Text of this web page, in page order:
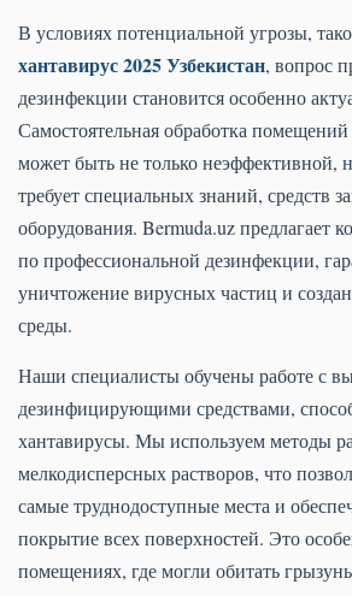
В условиях потенциальной угрозы,
хантавирус 2025 Узбекистан, вопрос
дезинфекции становится особенно
Самостоятельная обработка помещений
может быть не только неэффективной,
требует специальных знаний, средств
оборудования. Bermuda.uz предлагает
по профессиональной дезинфекции,
уничтожение вирусных частиц и
среды.
Наши специалисты обучены работе с
дезинфицирующими средствами,
хантавирусы. Мы используем методы
мелкодисперсных растворов, что
самые труднодоступные места и
покрытие всех поверхностей. Это
помещениях, где могли обитать